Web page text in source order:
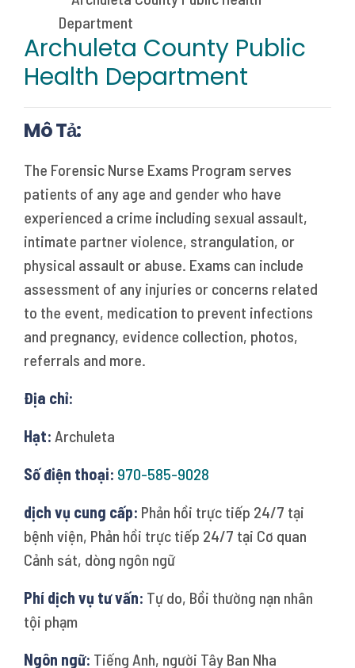
Archuleta County Public
Health Department
Mô Tả:
The Forensic Nurse Exams Program serves
patients of any age and gender who have
experienced a crime including sexual assault,
intimate partner violence, strangulation, or
physical assault or abuse. Exams can include
assessment of any injuries or concerns related
to the event, medication to prevent infections
and pregnancy, evidence collection, photos,
referrals and more.
Địa chỉ:
Hạt: Archuleta
Số điện thoại: 970-585-9028
dịch vụ cung cấp: Phản hồi trực tiếp 24/7 tại
bệnh viện, Phản hồi trực tiếp 24/7 tại Cơ quan
Cảnh sát, dòng ngôn ngữ
Phí dịch vụ tư vấn: Tự do, Bồi thường nạn nhân
tội phạm
Ngôn ngữ: Tiếng Anh, người Tây Ban Nha